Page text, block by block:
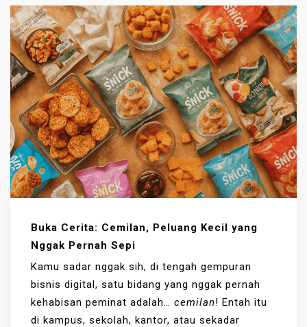
Buka Cerita: Cemilan, Peluang Kecil yang
Nggak Pernah Sepi
Kamu sadar nggak sih, di tengah gempuran
bisnis digital, satu bidang yang nggak pernah
kehabisan peminat adalah… cemilan! Entah itu
di kampus, sekolah, kantor, atau sekadar